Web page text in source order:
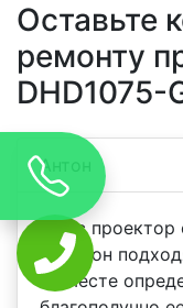
Оставьте
ремонту
DHD1075-
Антон
У нас
телефон
на месте